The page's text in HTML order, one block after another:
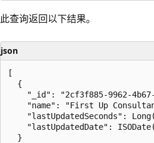
此查询返回以下结果。
json
[
  {
"_id": "2cf3f885-9962-
"name": "First Up
"lastUpdatedSeconds":
"lastUpdatedDate":
  }